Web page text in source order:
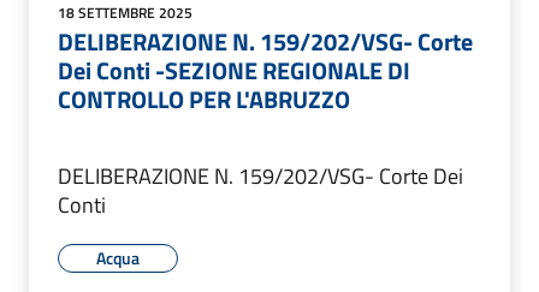
18 SETTEMBRE 2025
DELIBERAZIONE N. 159/202/VSG- Corte
Dei Conti -SEZIONE REGIONALE DI
CONTROLLO PER L'ABRUZZO
DELIBERAZIONE N. 159/202/VSG- Corte Dei
Conti
Acqua